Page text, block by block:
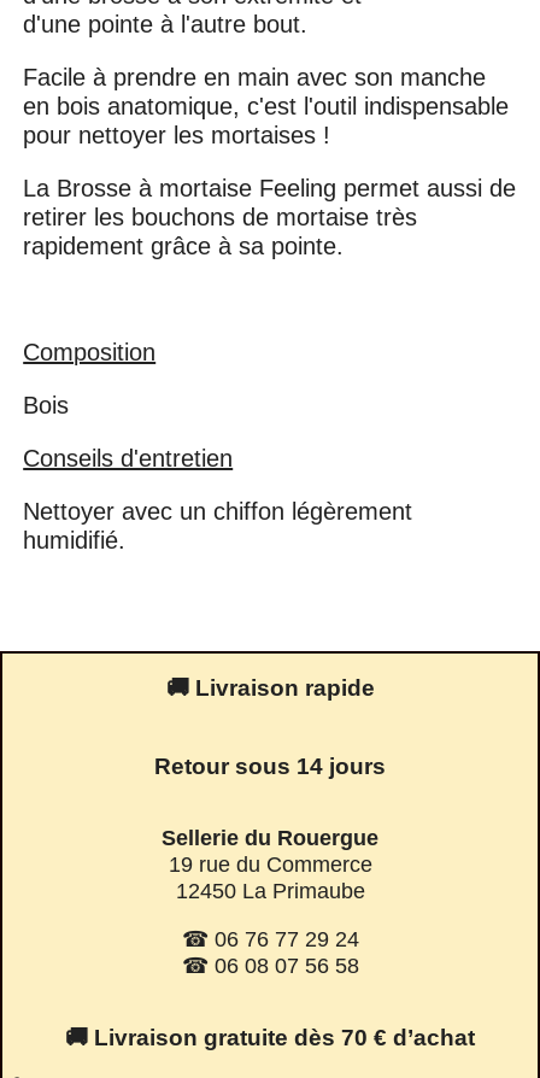
d'une pointe à l'autre bout.
Facile à prendre en main avec son manche
en bois anatomique, c'est l'outil indispensable
pour nettoyer les mortaises !
La Brosse à mortaise Feeling permet aussi de
retirer les bouchons de mortaise très
rapidement grâce à sa pointe.
Composition
Bois
Conseils d'entretien
Nettoyer avec un chiffon légèrement
humidifié.
🚚 Livraison rapide
Retour sous 14 jours
Sellerie du Rouergue
19 rue du Commerce
12450 La Primaube
☎ 06 76 77 29 24
☎ 06 08 07 56 58
🚚 Livraison gratuite dès 70 € d’achat